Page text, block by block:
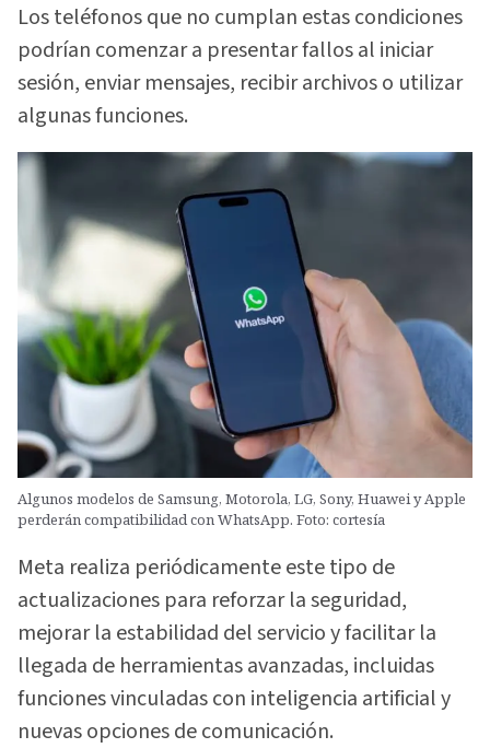
Los teléfonos que no cumplan estas condiciones
podrían comenzar a presentar fallos al iniciar
sesión, enviar mensajes, recibir archivos o utilizar
algunas funciones.
Algunos modelos de Samsung, Motorola, LG, Sony, Huawei y Apple
perderán compatibilidad con WhatsApp. Foto: cortesía
Meta realiza periódicamente este tipo de
actualizaciones para reforzar la seguridad,
mejorar la estabilidad del servicio y facilitar la
llegada de herramientas avanzadas, incluidas
funciones vinculadas con inteligencia artificial y
nuevas opciones de comunicación.